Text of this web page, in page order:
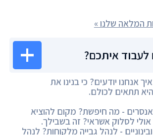
המלאה שלנו »
איתכם?
אנחנו יודעים? כי בנינו את
תתאים לכולם.
- מה חיפשת? מקום להוציא
אולי לסלוק אשראי? זה בשבילך.
- לנהל גבייה מלקוחות? לנהל